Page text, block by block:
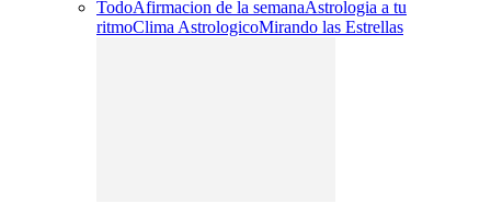
TodoAfirmacion de la semanaAstrologia a tu
ritmoClima AstrologicoMirando las Estrellas